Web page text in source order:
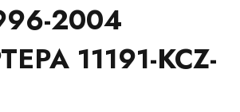
2004
11191-KCZ-